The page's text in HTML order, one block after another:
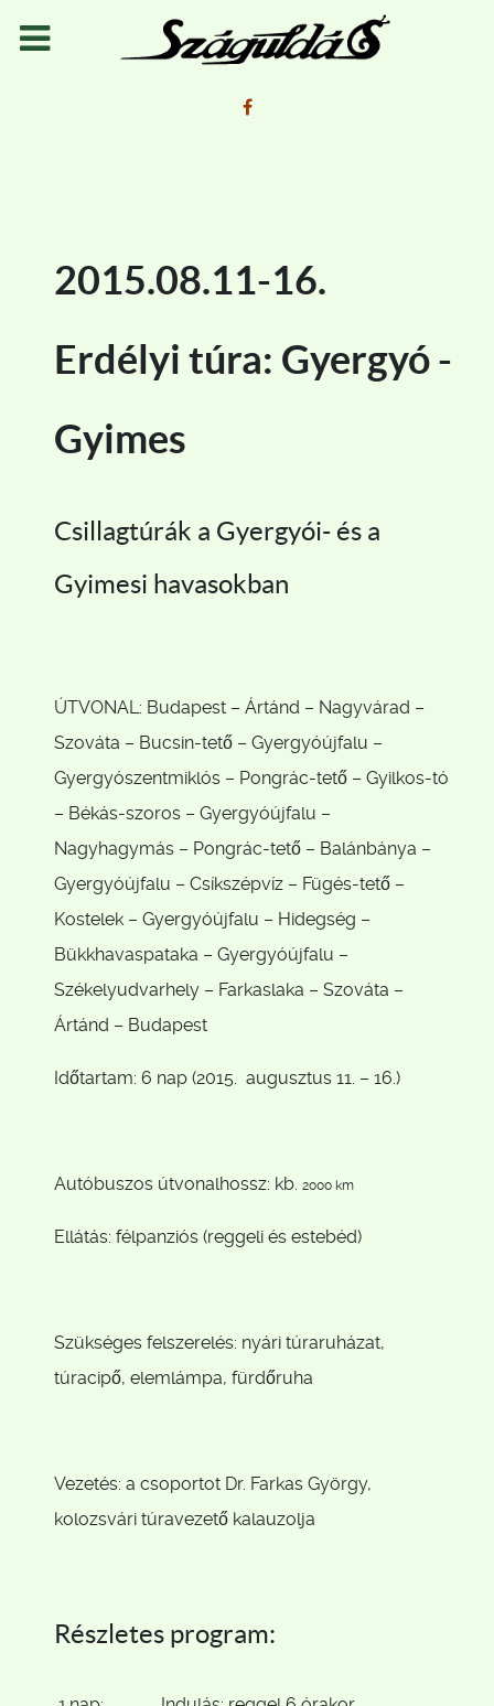
2015.08.11-16.
Erdélyi túra: Gyergyó -
Gyimes
Csillagtúrák a Gyergyói- és a
Gyimesi havasokban
ÚTVONAL: Budapest – Ártánd – Nagyvárad –
Szováta – Bucsin-tető – Gyergyóújfalu –
Gyergyószentmiklós – Pongrác-tető – Gyilkos-tó
– Békás-szoros – Gyergyóújfalu –
Nagyhagymás – Pongrác-tető – Balánbánya –
Gyergyóújfalu – Csíkszépvíz – Fügés-tető –
Kostelek – Gyergyóújfalu – Hidegség –
Bükkhavaspataka – Gyergyóújfalu –
Székelyudvarhely – Farkaslaka – Szováta –
Ártánd – Budapest
Időtartam: 6 nap (2015. augusztus 11. – 16.)
Autóbuszos útvonalhossz: kb. 2000 km
Ellátás: félpanziós (reggeli és estebéd)
Szükséges felszerelés: nyári túraruházat,
túracipő, elemlámpa, fürdőruha
Vezetés: a csoportot Dr. Farkas György,
kolozsvári túravezető kalauzolja
Részletes program: